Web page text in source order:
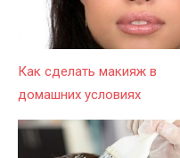
Как сделать макияж в
домашних условиях